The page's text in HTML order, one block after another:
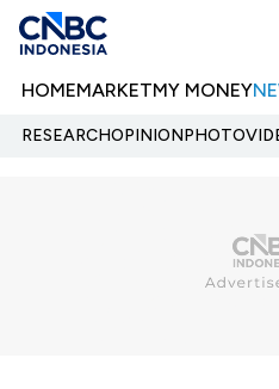
HOMEMARKETMY MONEY
RESEARCHOPINIONPHOTO